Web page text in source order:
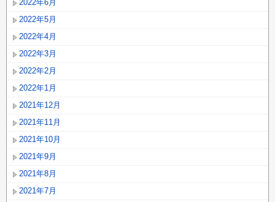
2022年6月
2022年5月
2022年4月
2022年3月
2022年2月
2022年1月
2021年12月
2021年11月
2021年10月
2021年9月
2021年8月
2021年7月